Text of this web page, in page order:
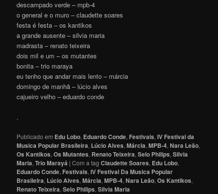
descampado verde – mpb-4
o general e o muro – claudette soares
festa é festa – os kantikos
a grande ausente – silvia maria
madrasta – renato teixeira
dois mil e um – os mutantes
bonita – trio maraya
eu tenho que andar mais lento – márcia
domingo de manhã – lúcio alves
cajueiro velho – eduardo conde
.
Publicado em Edu Lobo, Eduardo Conde, Festivais,IV Festival da
Musica Popular Brasileira, Lúcio Alves,Márcia,MPB-4,Nara Leão,
Os Kantikos,Os Mutantes, Renato Teixeira,Selo Philips,Silvia
Maria,Trio Marayá |Com a tagClaudette Soares, Edu Lobo,
Eduardo Conde, Festivais,IV Festival Da Musica Popular
Brasileira, Lúcio Alves,Márcia,MPB-4,Nara Leão,Os Kantikos,
Renato Teixeira,Selo Philips,Silvia Maria